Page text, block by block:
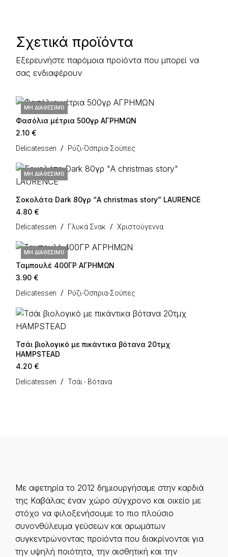
Σχετικά προϊόντα
Εξερευνήστε παρόμοια προϊόντα που μπορεί να
σας ενδιαφέρουν
ΜΗ ΔΙΑΘΈΣΙΜΟ
Φασόλια μέτρια 500γρ ΑΓΡΗΜΩΝ
2.10 €
Delicatessen Ρύζι-Όσπρια-Σούπες
ΜΗ ΔΙΑΘΈΣΙΜΟ
Σοκολάτα Dark 80γρ “A christmas story” LAURENCE
4.80 €
Delicatessen Γλυκά Σνακ Χριστούγεννα
ΜΗ ΔΙΑΘΈΣΙΜΟ
Ταμπουλέ 400ΓΡ ΑΓΡΗΜΩΝ
3.90 €
Delicatessen Ρύζι-Όσπρια-Σούπες
Τσάι βιολογικό με πικάντικα βότανα 20τμχ
HAMPSTEAD
4.20 €
Delicatessen Τσάι - Βότανα
Με αφετηρία το 2012 δημιουργήσαμε στην καρδιά
της Καβάλας έναν χώρο σύγχρονο και οικείο με
στόχο να φιλοξενήσουμε το πιο πλούσιο
συνονθύλευμα γεύσεων και αρωμάτων
συγκεντρώνοντας προϊόντα που διακρίνονται για
την υψηλή ποιότητα, την αισθητική και την